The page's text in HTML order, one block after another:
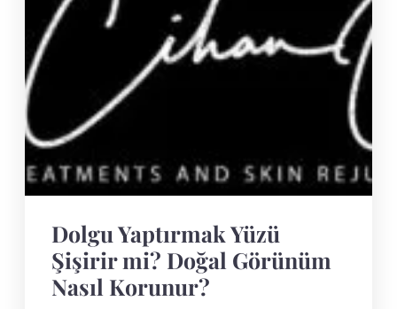
Dolgu Yaptırmak Yüzü
Şişirir mi? Doğal Görünüm
Nasıl Korunur?